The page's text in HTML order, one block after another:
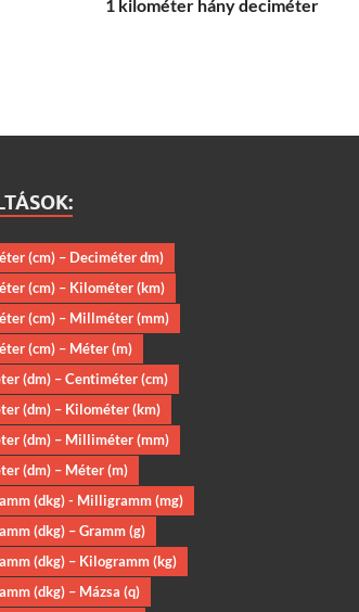
1 kilométer hány deciméter
(cm) – Deciméter dm)
(cm) – Kilométer (km)
(cm) – Millméter (mm)
(cm) – Méter (m)
(dm) – Centiméter (cm)
(dm) – Kilométer (km)
(dm) – Milliméter (mm)
(dm) – Méter (m)
(dkg) - Milligramm (mg)
(dkg) – Gramm (g)
(dkg) – Kilogramm (kg)
(dkg) – Mázsa (q)